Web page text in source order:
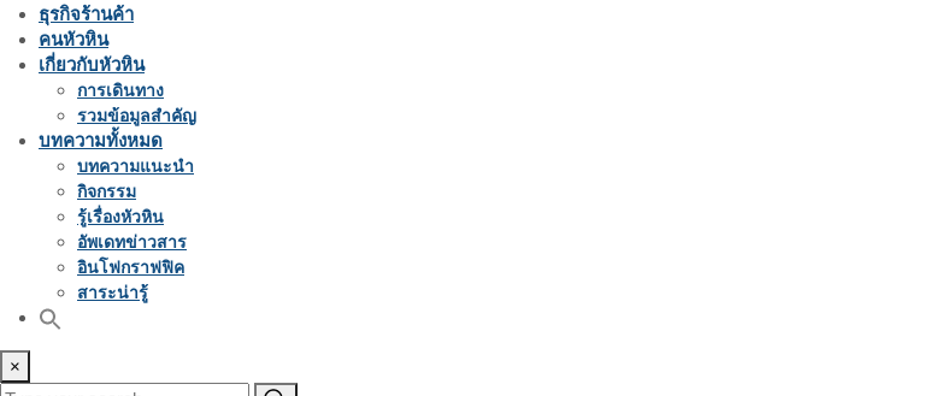
ธุรกิจร้านค้า
คนหัวหิน
เกี่ยวกับหัวหิน
การเดินทาง
รวมข้อมูลสำคัญ
บทความทั้งหมด
บทความแนะนำ
กิจกรรม
รู้เรื่องหัวหิน
อัพเดทข่าวสาร
อินโฟกราฟฟิค
สาระน่ารู้
×